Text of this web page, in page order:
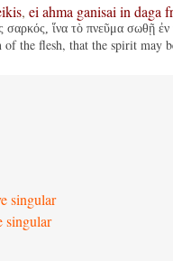
, ei ahma ganisai in daga
ἵνα τὸ πνεῦμα σωθῇ ἐν
the flesh, that the spirit may
singular
singular